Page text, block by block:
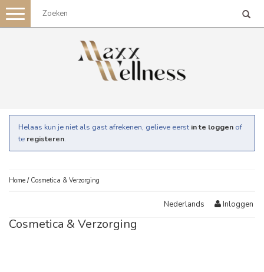
Toggle
navigation
Helaas kun je niet als gast afrekenen, gelieve eerst in te loggen of
te registeren.
Home / Cosmetica & Verzorging
Nederlands Inloggen
Cosmetica & Verzorging